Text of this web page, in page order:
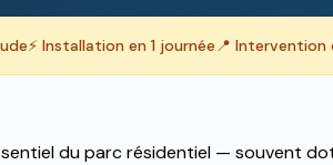
⚡ Installation en 1 journée📍 Intervention
du parc résidentiel — souvent